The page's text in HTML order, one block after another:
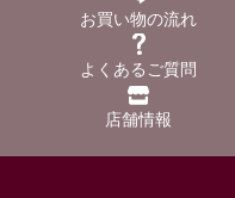
お買い物の流れ
よくあるご質問
店舗情報